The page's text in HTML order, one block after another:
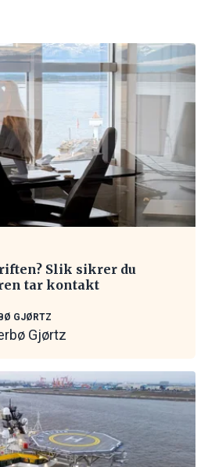
Slik sikrer du
tar kontakt
GJØRTZ
Gjørtz